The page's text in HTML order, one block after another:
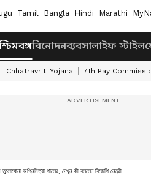
Tamil Bangla Hindi Marathi
বিনোদনব্যবসালাইফ স্টাইল
Chhatravriti Yojana 7th Pay
অগ্নিমিত্রা পালের, দেখুন কী বললেন বিজেপি নেত্রী